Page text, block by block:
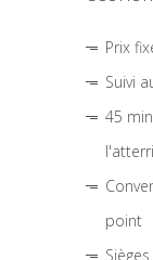
Prix
Suivi
45
point